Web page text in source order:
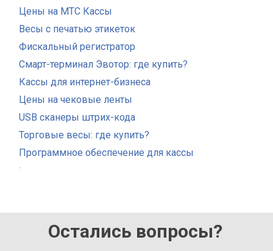
Цены на МТС Кассы
Весы с печатью этикеток
Фискальный регистратор
Смарт-терминал Эвотор: где купить?
Кассы для интернет-бизнеса
Цены на чековые ленты
USB сканеры штрих-кода
Торговые весы: где купить?
Программное обеспечение для кассы
.
Остались вопросы?